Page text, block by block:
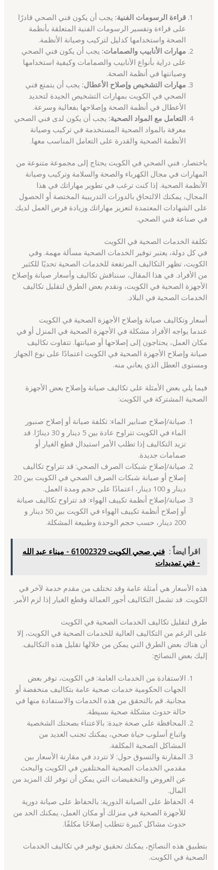
قراءة الرسومات الفنية: يجب أن يكون فني الصحي قادرًا
على قراءة وتفسير الرسومات الفنية المتعلقة بأنظمة
الصحة واستخدامها كدليل لتركيب وصيانة الأنظمة.
مهارات الأنابيب والصمامات: يجب أن يكون فني الصحي
على دراية بأنواع الأنابيب والصمامات وكيفية استخدامها
وصيانتها في أنظمة الصحة.
مهارات التشخيص وإصلاح الأعطال: يجب أن يتمتع فني
الصحي في الكويت بمهارات التشخيص الجيدة لتحديد
الأعطال في أنظمة الصحة وإصلاحها بفعالية وسرعة.
التعامل مع المواد الصحية: يجب أن يكون لدى فني الصحي
معرفة بالمواد الصحية المستخدمة في تركيب وصيانة
الأنظمة الصحية والقدرة على التعامل المناسب معها.
باختصار، فني الصحي في الكويت يحتاج إلى مجموعة متنوعة من
المهارات في مجال الكهرباء والصحة والسلامة وتركيب وصيانة
الأنظمة الصحية. إذا كنت ترغب في تطوير مهاراتك في هذا
المجال، يمكنك الالتحاق بالدورات التدريبية المختصة أو الحصول
على الشهادات المعتمدة لتعزيز مهاراتك وزيادة فرص العمل لديك
في صناعة فني الصحي.
تكلفة الخدمات الصحية في الكويت
في كل دولة، يعتبر توفير الخدمات الصحية مسألة مهمة. وفي
الكويت، تظهر التكاليف المرتفعة للخدمات الصحية تحديًا للكثير
من الأفراد. في هذا المقال، سنناقش تكاليف وأسعار صيانة وإصلاح
الأجهزة الصحية في الكويت، ونقدم بعض الطرق لتقليل تكاليف
الخدمات الصحية في البلاد.
أسعار وتكاليف صيانة وإصلاح الأجهزة الصحية في الكويت
عندما يواجه الأفراد مشكلة في الأجهزة الصحية في المنزل أو في
مكان العمل، يحتاجون إلى إصلاحها أو صيانتها. تتفاوت تكاليف
صيانة وإصلاح الأجهزة الصحية في الكويت اعتمادًا على نوع الجهاز
ومستوى العطل الذي يعاني منه.
فيما يلي بعض الأمثلة على تكاليف صيانة وإصلاح بعض الأجهزة
الصحية المشتركة في الكويت:
صيانة/إصلاح صنابير الماء: تكلفة صيانة أو إصلاح صنبور
الماء في الكويت تتراوح عادة بين 5 دينار و 30 دينارًا. قد
تزيد التكاليف إذا تطلب الأمر استبدال قطع الغيار أو
صمامات جديدة.
صيانة/إصلاح شبكات الصرف الصحي: قد تتراوح تكاليف
إصلاح أو صيانة شبكات الصرف الصحي في الكويت بين 20
دينار و 100 دينار، اعتمادًا على حجم ومدة العمل.
صيانة/إصلاح أنظمة تكييف الهواء: قد تتراوح تكاليف صيانة
أو إصلاح أنظمة تكييف الهواء في الكويت بين 50 دينار و
200 دينار، حسب حجم الوحدة وطبيعة المشكلة.
اقرأ ايضاً :
فني صحي الكويت 61002329 - ميناء عبد الله
- فني تمديدات
هذه الأسعار هي أمثلة عامة وقد تختلف من مقدم خدمة لآخر في
الكويت. قد تشمل التكاليف أجور العمالة وقطع الغيار إذا لزم الأمر.
طرق لتقليل تكاليف الخدمات الصحية في الكويت
على الرغم من التكاليف العالية للخدمات الصحية في الكويت، إلا
أن هناك بعض الطرق التي يمكن من خلالها تقليل هذه التكاليف.
إليك بعض النصائح:
الاستفادة من الخدمات العامة: في الكويت، توفر بعض
الجهات الحكومية خدمات صحية عامة بتكاليف منخفضة أو
مجانية. قم بالتحقق من هذه الخدمات والاستفادة منها في
حالة حدوث مشكلة صحية بسيطة.
المحافظة على صحة جيدة: بالاعتناء بصحتك الشخصية
واتباع أسلوب حياة صحي، يمكنك تجنب العديد من
المشاكل الصحية المكلفة.
المقارنة والتسوق حول: لا تتردد في مقارنة الأسعار بين
مقدمي الخدمات الصحية المختلفين في الكويت والبحث
عن العروض والتخفيضات التي يمكن أن توفر لك المزيد من
المال.
الحفاظ على الصيانة الدورية: بالحفاظ على صيانة دورية
للأجهزة الصحية في منزلك أو مكان العمل، يمكنك الحد من
حدوث مشاكل كبيرة تتطلب إصلاحًا مكلفًا.
بتطبيق هذه النصائح، يمكنك تحقيق توفير في تكاليف الخدمات
الصحية في الكويت.